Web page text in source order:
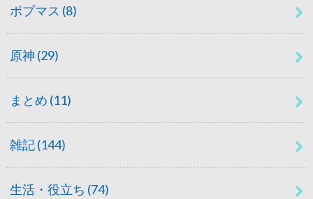
ポプマス (8)
原神 (29)
まとめ (11)
雑記(144)
生活・役立ち (74)